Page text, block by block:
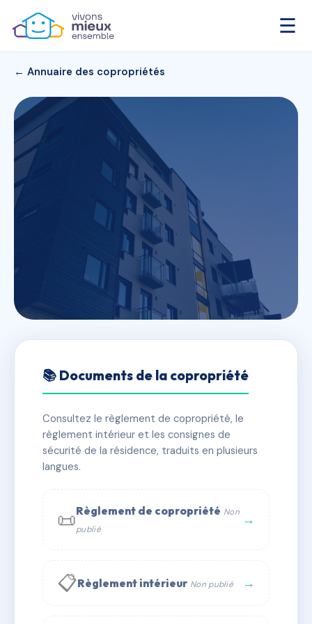
☰
← Annuaire des copropriétés
sdc la Madeleine Beauzac
✓ Immatriculée 🏠 14 lots 🏗 1 bâtiment(s)
📞 Contacter Syndic Digital
📚 Documents de la copropriété
Consultez le règlement de copropriété, le
règlement intérieur et les consignes de
sécurité de la résidence, traduits en plusieurs
langues.
📜Règlement de copropriété Non
publié
→
📋Règlement intérieur Non publié →